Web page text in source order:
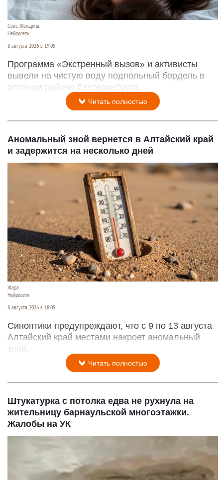
Секс. Женщина.
Нейросети
8 августа 2026 в 19:05
Программа «Экстренный вызов» и активисты
вывели на чистую воду подпольный бордель в
элитном районе Екатеринбурга.
Читать полностью
Аномальный зной вернется в Алтайский край
и задержится на несколько дней
Жара
Нейросети
8 августа 2026 в 18:05
Синоптики предупреждают, что с 9 по 13 августа
Алтайский край местами накроет аномальный
зной.
Читать полностью
Штукатурка с потолка едва не рухнула на
жительницу барнаульской многоэтажки.
Жалобы на УК